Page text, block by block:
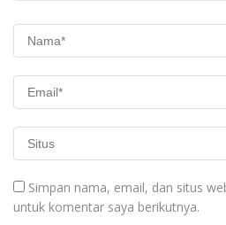
Simpan nama, email, dan situs
untuk komentar saya berikutnya.